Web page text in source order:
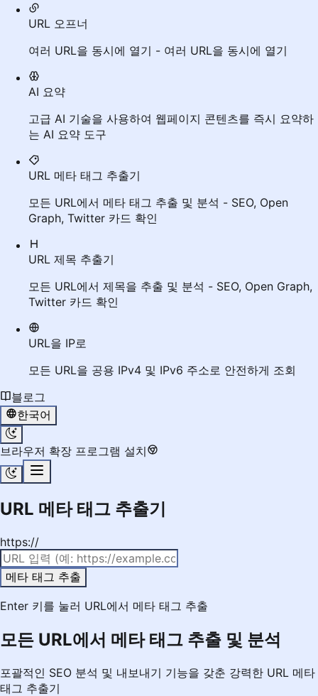
URL 오프너
여러 URL을 동시에 열기 - 여러 URL을 동시에 열기
AI 요약
고급 AI 기술을 사용하여 웹페이지 콘텐츠를 즉시 요약하
는 AI 요약 도구
URL 메타 태그 추출기
모든 URL에서 메타 태그 추출 및 분석 - SEO, Open
Graph, Twitter 카드 확인
URL 제목 추출기
모든 URL에서 제목을 추출 및 분석 - SEO, Open Graph,
Twitter 카드 확인
URL을 IP로
모든 URL을 공용 IPv4 및 IPv6 주소로 안전하게 조회
블로그
한국어
브라우저 확장 프로그램 설치
URL 메타 태그 추출기
https://
메타 태그 추출
Enter 키를 눌러 URL에서 메타 태그 추출
모든 URL에서 메타 태그 추출 및 분석
포괄적인 SEO 분석 및 내보내기 기능을 갖춘 강력한 URL 메타
태그 추출기